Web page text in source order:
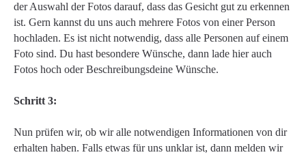
der Auswahl der Fotos darauf, dass das Gesicht gut zu erkennen
ist. Gern kannst du uns auch mehrere Fotos von einer Person
hochladen. Es ist nicht notwendig, dass alle Personen auf einem
Foto sind. Du hast besondere Wünsche, dann lade hier auch
Fotos hoch oder Beschreibungsdeine Wünsche.
Schritt 3:
Nun prüfen wir, ob wir alle notwendigen Informationen von dir
erhalten haben. Falls etwas für uns unklar ist, dann melden wir